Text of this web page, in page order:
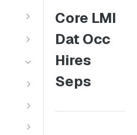
Core LMI
Dat Occ
Hires
Seps